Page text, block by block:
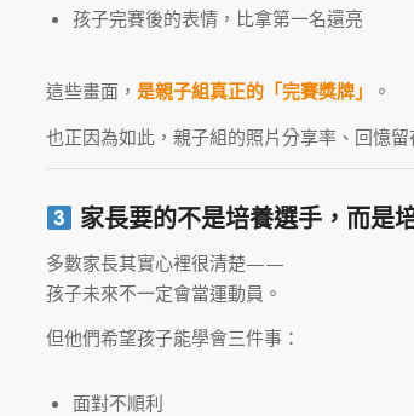
孩子完賽後的表情，比拿第一名還亮
這些畫面， 是親子組真正的「完賽獎牌」
。
也正因為如此，親子組的照片分享率、回憶
家長要的不是培養選手，而是
多數家長其實心裡很清楚——
孩子未來不一定會當運動員。
但他們希望孩子能學會三件事：
面對不順利